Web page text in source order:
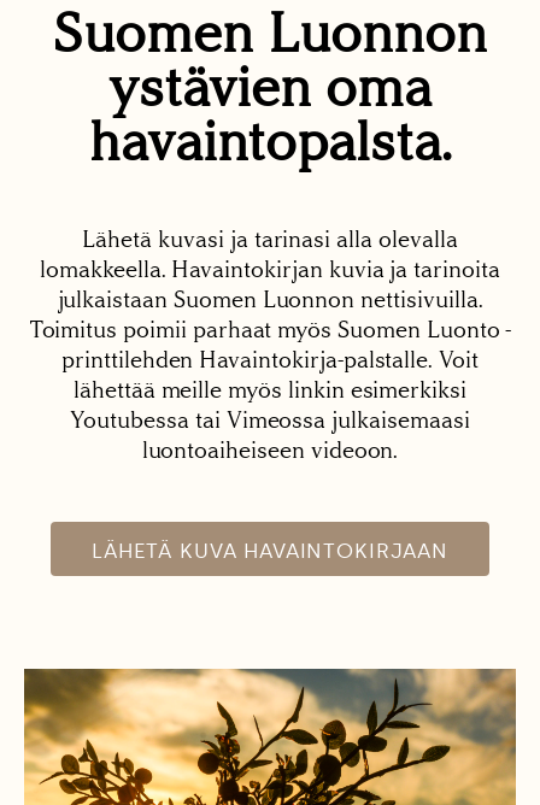
Suomen Luonnon
ystävien oma
havaintopalsta.
Lähetä kuvasi ja tarinasi alla olevalla
lomakkeella. Havaintokirjan kuvia ja tarinoita
julkaistaan Suomen Luonnon nettisivuilla.
Toimitus poimii parhaat myös Suomen Luonto -
printtilehden Havaintokirja-palstalle. Voit
lähettää meille myös linkin esimerkiksi
Youtubessa tai Vimeossa julkaisemaasi
luontoaiheiseen videoon.
LÄHETÄ KUVA HAVAINTOKIRJAAN